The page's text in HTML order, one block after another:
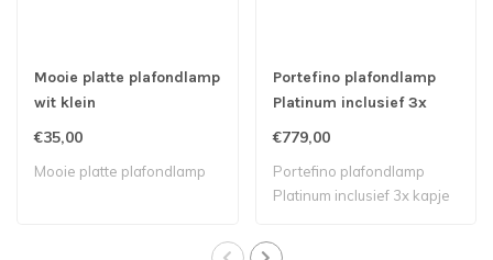
Mooie platte plafondlamp
wit klein
€35,00
Mooie platte plafondlamp
Portefino plafondlamp
Platinum inclusief 3x
kapje 2x spot ø50cm 5x
€779,00
Portefino plafondlamp
Platinum inclusief 3x kapje